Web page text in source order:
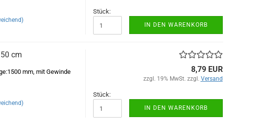
Stück:
IN DEN WARENKORB
cm
mm, mit Gewinde
8,79 EUR
zzgl. 19% MwSt. zzgl. Versand
Stück:
IN DEN WARENKORB